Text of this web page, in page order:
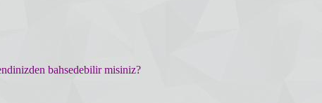
bahsedebilir misiniz?